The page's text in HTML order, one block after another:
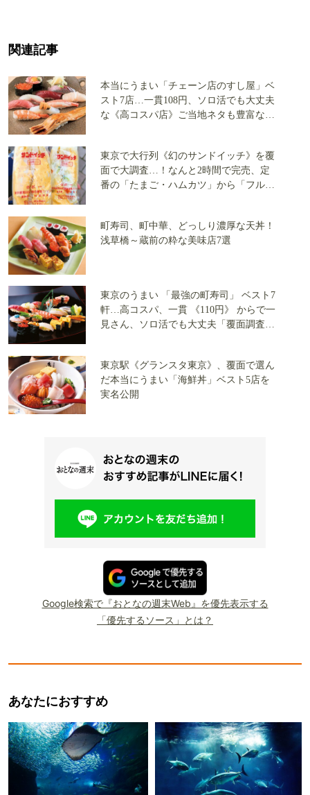
関連記事
本当にうまい「チェーン店のすし屋」ベ
スト7店…一貫108円、ソロ活でも大丈夫
な《高コスパ店》ご当地ネタも豊富な店
東京で大行列《幻のサンドイッチ》を覆
面で大調査…！なんと2時間で完売、定
番の「たまご・ハムカツ」から「フルー
町寿司、町中華、どっしり濃厚な天丼！
浅草橋～蔵前の粋な美味店7選
東京のうまい 「最強の町寿司」 ベスト7
軒…高コスパ、一貫 《110円》 からで一
見さん、ソロ活でも大丈夫「覆面調査隊
東京駅《グランスタ東京》、覆面で選ん
だ本当にうまい「海鮮丼」ベスト5店を
実名公開
Google検索で『おとなの週末Web』を優先表示する
「優先するソース」とは？
あなたにおすすめ